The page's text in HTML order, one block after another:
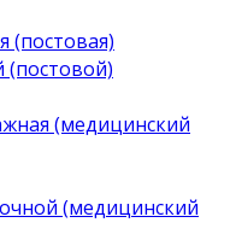
(постовая)
(постовой)
(медицинский
(медицинский